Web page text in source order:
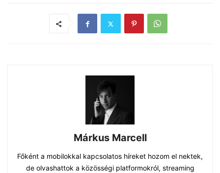
Márkus Marcell
Főként a mobilokkal kapcsolatos híreket hozom el nektek,
de olvashattok a közösségi platformokról, streaming